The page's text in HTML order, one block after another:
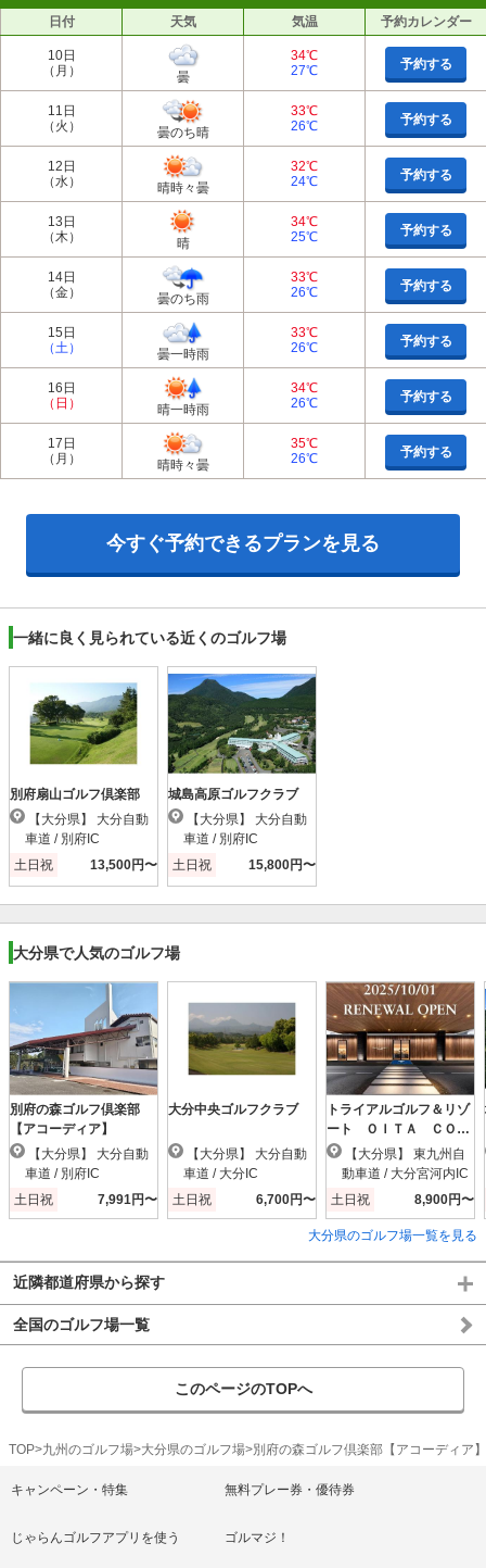
日付 天気 気温 予約カレンダー
10日
（月）
曇
34℃
27℃
予約する
11日
（火）
曇のち晴
33℃
26℃
予約する
12日
（水）
晴時々曇
32℃
24℃
予約する
13日
（木）
晴
34℃
25℃
予約する
14日
（金）
曇のち雨
33℃
26℃
予約する
15日
（土）
曇一時雨
33℃
26℃
予約する
16日
（日）
晴一時雨
34℃
26℃
予約する
17日
（月）
晴時々曇
35℃
26℃
予約する
今すぐ予約できるプランを見る
一緒に良く見られている近くのゴルフ場
別府扇山ゴルフ倶楽部
車道 / 別府IC
土日祝
13,500円〜
城島高原ゴルフクラブ
車道 / 別府IC
土日祝
15,800円〜
大分県で人気のゴルフ場
別府の森ゴルフ倶楽部
【アコーディア】
車道 / 別府IC
土日祝
7,991円〜
大分中央ゴルフクラブ
車道 / 大分IC
土日祝
6,700円〜
トライアルゴルフ＆リゾ
ート ＯＩＴＡ ＣＯＵ
ＲＳＥ（大分東急）
動車道 / 大分宮河内IC
土日祝
8,900円〜
大分県のゴルフ場一覧を見る
近隣都道府県から探す
全国のゴルフ場一覧
このページのTOPへ
TOP 九州のゴルフ場 大分県のゴルフ場 別府の森ゴルフ倶楽部【アコーディア】
キャンペーン・特集 無料プレー券・優待券
じゃらんゴルフアプリを使う ゴルマジ！